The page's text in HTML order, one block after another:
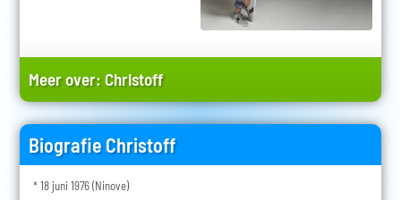
Meer over: Christoff
Biografie Christoff
* 18 juni 1976 (Ninove)